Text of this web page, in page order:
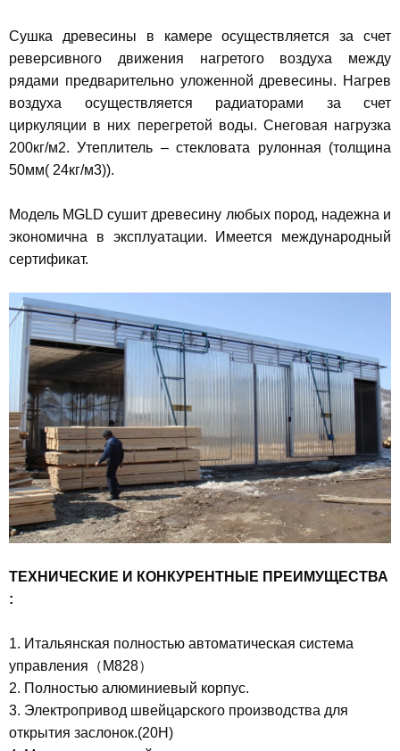
Сушка древесины в камере осуществляется за счет
реверсивного движения нагретого воздуха между
рядами предварительно уложенной древесины. Нагрев
воздуха осуществляется радиаторами за счет
циркуляции в них перегретой воды. Снеговая нагрузка
200кг/м2. Утеплитель – стекловата рулонная (толщина
50мм( 24кг/м3)).
Модель MGLD сушит древесину любых пород, надежна и
экономична в эксплуатации. Имеется международный
сертификат.
ТЕХНИЧЕСКИЕ И КОНКУРЕНТНЫЕ ПРЕИМУЩЕСТВА
:
1. Итальянская полностью автоматическая система
управления（M828）
2. Полностью алюминиевый корпус.
3. Электропривод швейцарского производства для
открытия заслонок.(20Н)